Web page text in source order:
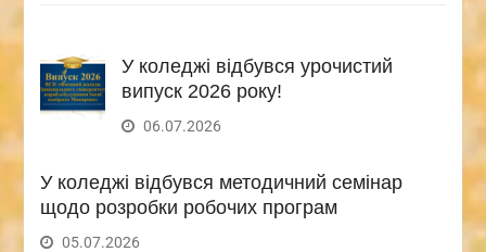
У коледжі відбувся урочистий
випуск 2026 року!
06.07.2026
У коледжі відбувся методичний семінар
щодо розробки робочих програм
05.07.2026